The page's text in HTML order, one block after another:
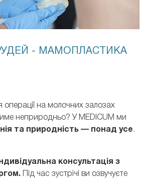
- МАМОПЛАСТИКА
операції на молочних залозах
неприродньо? У MEDICUM ми
та природність — понад усе .
консультація з
Під час зустрічі ви озвучуєте